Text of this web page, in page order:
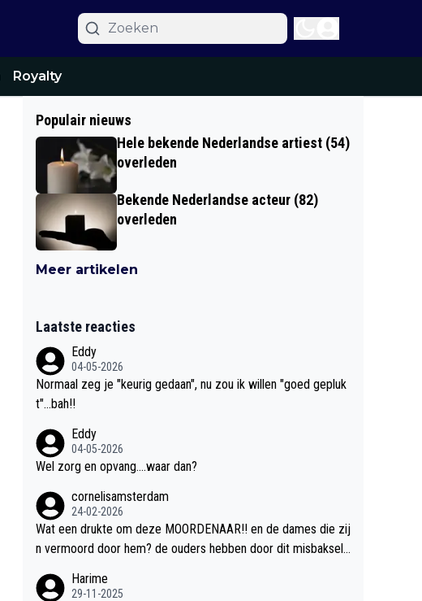
Royalty
Populair nieuws
Hele bekende Nederlandse artiest (54)
overleden
Bekende Nederlandse acteur (82)
overleden
Meer artikelen
Laatste reacties
Eddy
04-05-2026
Normaal zeg je "keurig gedaan", nu zou ik willen "goed gepluk
t"...bah!!
Eddy
04-05-2026
Wel zorg en opvang....waar dan?
cornelisamsterdam
24-02-2026
Wat een drukte om deze MOORDENAAR!! en de dames die zij
n vermoord door hem? de ouders hebben door dit misbaksel l
pgelost!!
Harime
29-11-2025